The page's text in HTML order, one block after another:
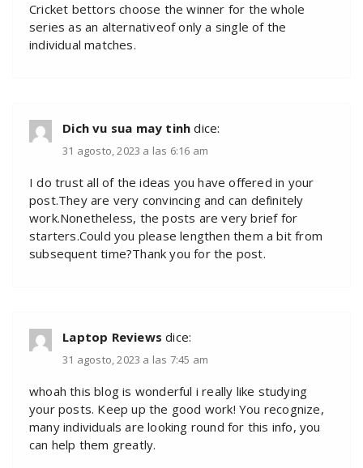
Cricket bettors choose the winner for the whole
series as an alternativeof only a single of the
individual matches.
Dich vu sua may tinh dice:
31 agosto, 2023 a las 6:16 am
I do trust all of the ideas you have offered in your
post.They are very convincing and can definitely
work.Nonetheless, the posts are very brief for
starters.Could you please lengthen them a bit from
subsequent time?Thank you for the post.
Laptop Reviews dice:
31 agosto, 2023 a las 7:45 am
whoah this blog is wonderful i really like studying
your posts. Keep up the good work! You recognize,
many individuals are looking round for this info, you
can help them greatly.